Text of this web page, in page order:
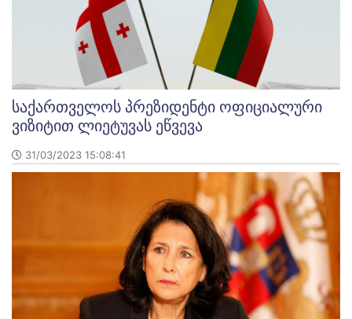
საქართველოს პრეზიდენტი ოფიციალური
ვიზიტით ლიეტუვას ეწვევა
31/03/2023 15:08:41